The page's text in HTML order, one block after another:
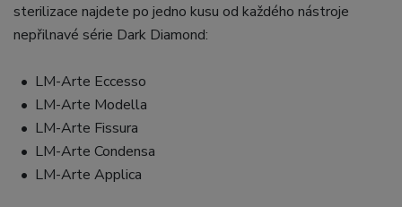
sterilizace najdete po jedno kusu od každého nástroje
nepřilnavé série Dark Diamond:
• LM-Arte Eccesso
• LM-Arte Modella
• LM-Arte Fissura
• LM-Arte Condensa
• LM-Arte Applica